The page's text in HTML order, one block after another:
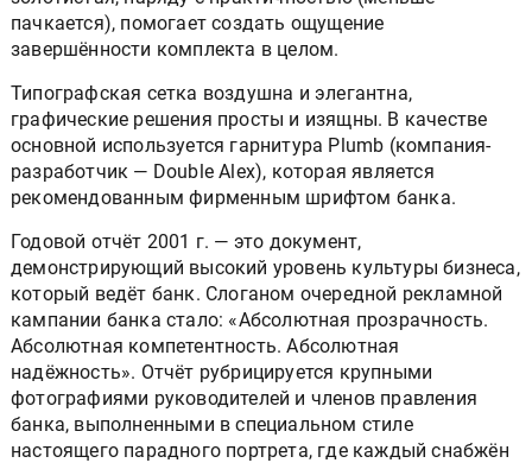
пачкается), помогает создать ощущение
завершённости комплекта в целом.
Типографская сетка воздушна и элегантна,
графические решения просты и изящны. В качестве
основной используется гарнитура Plumb (компания-
разработчик — Double Alex), которая является
рекомендованным фирменным шрифтом банка.
Годовой отчёт 2001 г. — это документ,
демонстрирующий высокий уровень культуры бизнеса,
который ведёт банк. Слоганом очередной рекламной
кампании банка стало: «Абсолютная прозрачность.
Абсолютная компетентность. Абсолютная
надёжность». Отчёт рубрицируется крупными
фотографиями руководителей и членов правления
банка, выполненными в специальном стиле
настоящего парадного портрета, где каждый снабжён